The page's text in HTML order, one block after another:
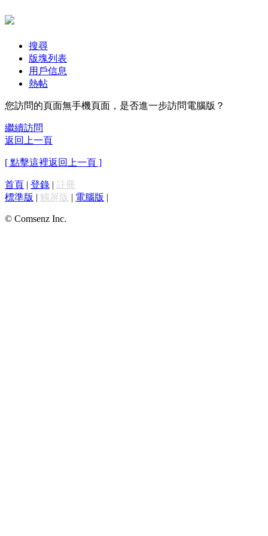
搜尋
版塊列表
用戶信息
熱帖
您訪問的頁面無手機頁面，是否進一步訪問電腦版？
繼續訪問
返回上一頁
[ 點擊這裡返回上一頁 ]
首頁 | 登錄 | 註冊
標準版 | 觸屏版 | 電腦版 |
© Comsenz Inc.